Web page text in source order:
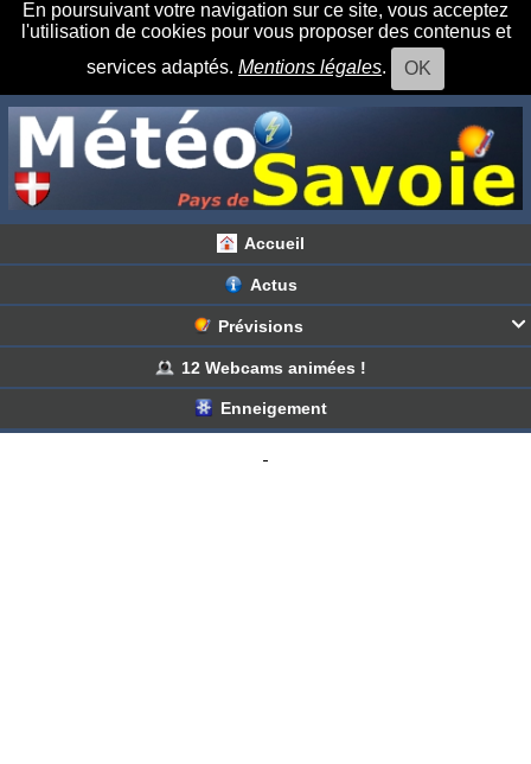
En poursuivant votre navigation sur ce site, vous acceptez
l'utilisation de cookies pour vous proposer des contenus et
services adaptés. Mentions légales. OK
Accueil
Actus
Prévisions 
Savoie
Haute Savoie
12 Webcams animées !
Enneigement